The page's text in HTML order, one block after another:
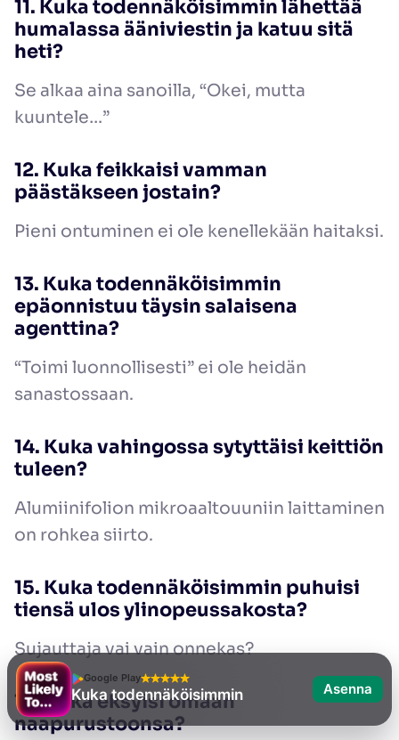
11. Kuka todennäköisimmin lähettää
humalassa ääniviestin ja katuu sitä
heti?
Se alkaa aina sanoilla, “Okei, mutta
kuuntele…”
12. Kuka feikkaisi vamman
päästäkseen jostain?
Pieni ontuminen ei ole kenellekään haitaksi.
13. Kuka todennäköisimmin
epäonnistuu täysin salaisena
agenttina?
“Toimi luonnollisesti” ei ole heidän
sanastossaan.
14. Kuka vahingossa sytyttäisi keittiön
tuleen?
Alumiinifolion mikroaaltouuniin laittaminen
on rohkea siirto.
15. Kuka todennäköisimmin puhuisi
tiensä ulos ylinopeussakosta?
Sujauttaja vai vain onnekas?
16. Kuka eksyisi omaan
naapurustoonsa?
Google Play
Kuka todennäköisimmin Asenna